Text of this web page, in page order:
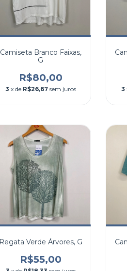
Camiseta Branco Faixas,
G
R$80,00
3 x de R$26,67 sem juros 3
Regata Verde Árvores, G
R$55,00